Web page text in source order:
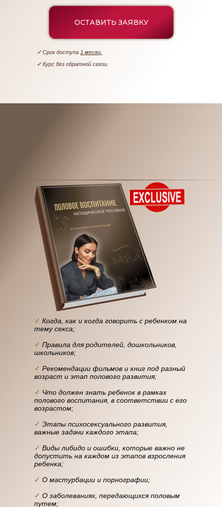
ОСТАВИТЬ ЗАЯВКУ
✓Срок доступа 1 месяц.
✓ Курс без обратной связи.
✓ Когда, как и когда говорить с ребенком на
тему секса;
✓ Правила для родителей, дошкольников,
школьников;
✓ Рекомендации фильмов и книг под разный
возраст и этап полового развития;
✓ Что должен знать ребенок в рамках
полового воспитания, в соответствии с его
возрастом;
✓ Этапы психосексуального развития,
важные задачи каждого этапа;
✓ Виды либидо и ошибки, которые важно не
допустить на каждом из этапов взросления
ребенка;
✓ О мастурбации и порнографии;
✓ О заболеваниях, передающихся половым
путем;